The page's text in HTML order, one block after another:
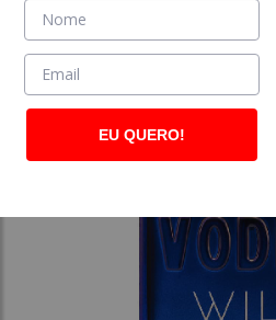
(2570)
EU QUERO!